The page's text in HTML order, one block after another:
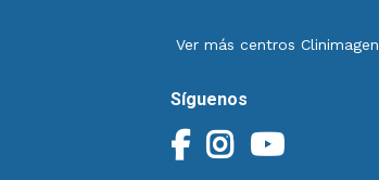
Ver más centros Clinimagen
Síguenos